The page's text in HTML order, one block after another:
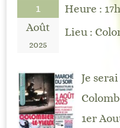
1
Août
2025
Heure :
Lieu :
Je
1er